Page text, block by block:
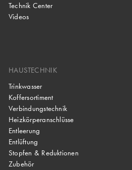
Technik Center
Videos
HAUSTECHNIK
Trinkwasser
Koffersortiment
Verbindungstechnik
Heizkörperanschlüsse
Entleerung
Entlüftung
Stopfen & Reduktionen
Zubehör